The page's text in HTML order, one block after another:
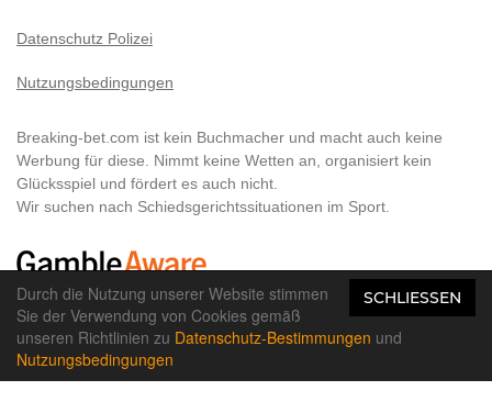
Datenschutz Polizei
Nutzungsbedingungen
Breaking-bet.com ist kein Buchmacher und macht auch keine
Werbung für diese. Nimmt keine Wetten an, organisiert kein
Glücksspiel und fördert es auch nicht.
Wir suchen nach Schiedsgerichtssituationen im Sport.
Alle Rechte vorbehalten. 18+
SCHLIESSEN
Durch die Nutzung unserer Website stimmen
Sie der Verwendung von Cookies gemäß
unseren Richtlinien zu Datenschutz-Bestimmungen und
Nutzungsbedingungen